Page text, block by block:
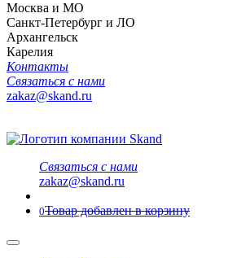
Москва и МО
Санкт-Петербург и ЛО
Архангельск
Карелия
Контакты
Связаться с нами
zakaz@skand.ru
Связаться с нами
zakaz@skand.ru
0Товар добавлен в корзину